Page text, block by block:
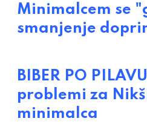
Minimalcem se
smanjenje
BIBER PO
problemi za
minimalca